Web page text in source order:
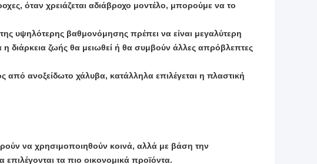
όταν χρειάζεται αδιάβροχο μοντέλο, μπορούμε να το
υψηλότερης βαθμονόμησης πρέπει να είναι μεγαλύτερη
διάρκεια ζωής θα μειωθεί ή θα συμβούν άλλες απρόβλεπτες
από ανοξείδωτο χάλυβα, κατάλληλα επιλέγεται η πλαστική
να χρησιμοποιηθούν κοινά, αλλά με βάση την
τα πιο οικονομικά προϊόντα.